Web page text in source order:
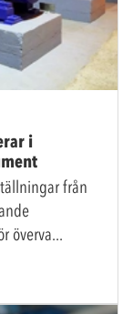
i
från
överva